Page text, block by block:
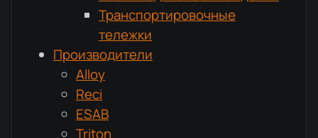
Транспортировочные
тележки
Производители
Alloy
Reci
ESAB
Triton